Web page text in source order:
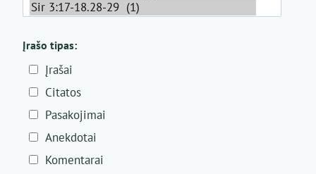
Įrašo tipas:
Įrašai
Citatos
Pasakojimai
Anekdotai
Komentarai